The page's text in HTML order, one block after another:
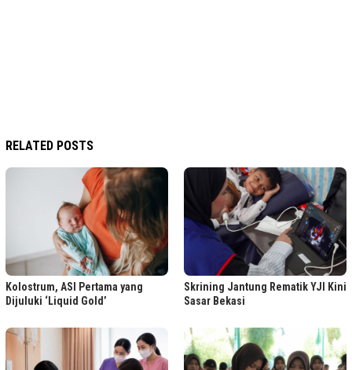
RELATED POSTS
Kolostrum, ASI Pertama yang
Dijuluki ‘Liquid Gold’
Skrining Jantung Rematik YJI Kini
Sasar Bekasi